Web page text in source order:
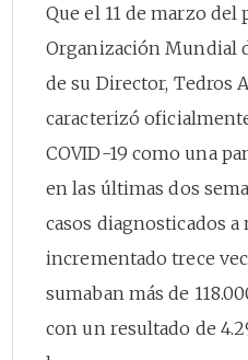
Que el 11 de marzo del
Organización Mundial
de su Director, Tedros
caracterizó
COVID-19 como una
en las últimas dos
casos diagnosticados
incrementado trece
sumaban más de
con un resultado de